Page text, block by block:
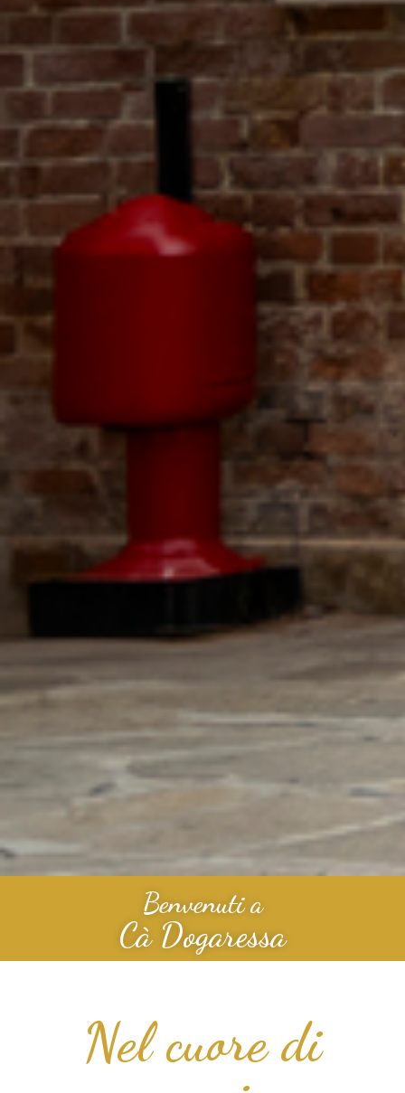
Benvenuti a
Cà Dogaressa
Nel cuore di